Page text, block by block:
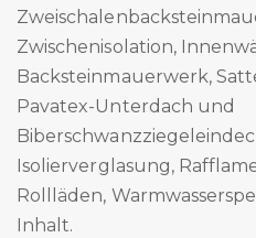
Zwischenisolation,
Backsteinmauerwerk,
Pavatex-Unterdach und
Isolierverglasung,
Rollläden,
Inhalt.